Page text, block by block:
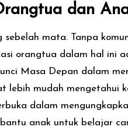
dan
mata. Tanpa
orangtua dalam hal ini
Masa Depan dalam
mudah mengetahui
dalam
anak untuk belajar